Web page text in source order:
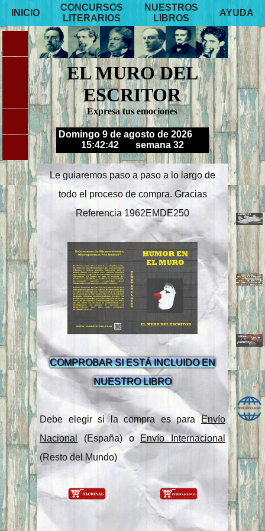
INICIO
CONCURSOS
LITERARIOS
NUESTROS
LIBROS
AYUDA
EL MURO DEL
ESCRITOR
Expresa tus emociones
Domingo 9 de agosto de 2026
15:42:43semana 32
Le guiaremos paso a paso a lo largo de
todo el proceso de compra. Gracias
Referencia 1962EMDE250
COMPROBAR SI ESTÁ INCLUIDO EN
NUESTRO LIBRO
Debe elegir si la compra es para
Envío
Nacional
(España) o
Envío Internacional
(Resto del Mundo)